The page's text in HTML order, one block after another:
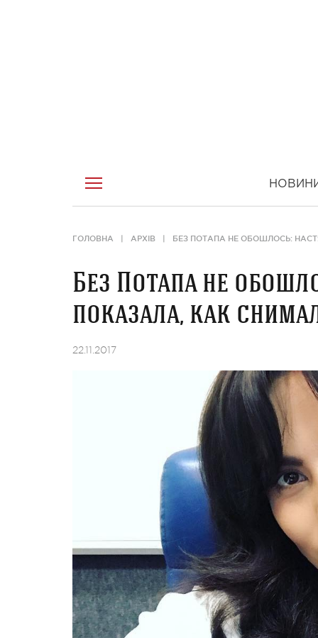
ГОЛОВНА АРХІВ БЕЗ ПОТАПА НЕ ОБОШЛОСЬ:
Без Потапа не
показала, как
22.11.2017